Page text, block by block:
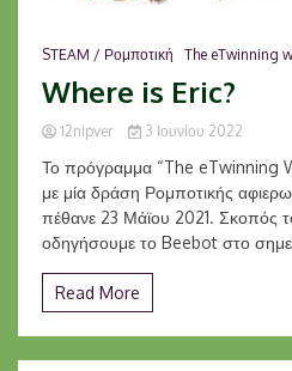
STEAM / Ρομποτική The eTwinning
Where is Eric?
12nipver 3 Ιουνίου 2022
Το πρόγραμμα “The eTwinning
με μία δράση Ρομποτικής
πέθανε 23 Μάϊου 2021. Σκοπός
οδηγήσουμε το Beebot στο
Read More